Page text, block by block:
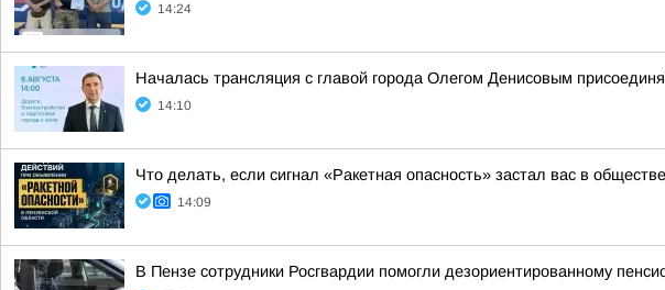
14:24
Началась трансляция с главой города Олегом Денисовым
14:10
Что делать, если сигнал «Ракетная опасность» застал вас в
14:09
В Пензе сотрудники Росгвардии помогли дезориентированному